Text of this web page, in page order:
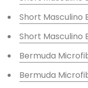
Short Masculino
Short Masculino
Bermuda
Bermuda